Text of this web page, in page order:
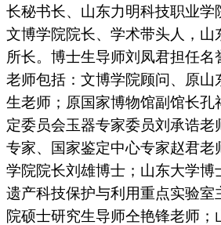
长秘书长、山东力明科技职业学
文博学院院长、学术带头人，山
所长。博士生导师刘凤君担任名
老师包括：文博学院顾问、原山
生老师；原国家博物馆副馆长孔
定委员会玉器专家委员刘承诰老
专家、国家鉴定中心专家赵君老
学院院长刘雄博士；山东大学博
遗产科技保护与利用重点实验室
院硕士研究生导师仝艳锋老师；